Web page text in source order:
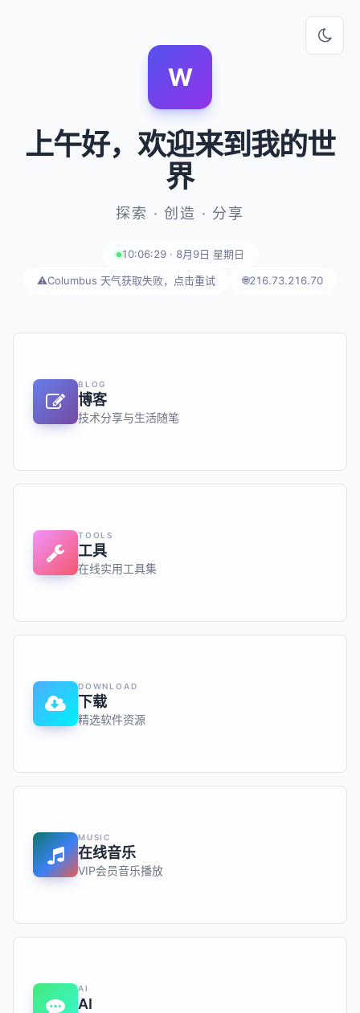
W
上午好，欢迎来到我的世
界
探索 · 创造 · 分享
10:06:29 · 8月9日 星期日
⚠️Columbus 天气获取失败，点击重试 🌐216.73.216.70
BLOG
博客
技术分享与生活随笔
TOOLS
工具
在线实用工具集
DOWNLOAD
下载
精选软件资源
MUSIC
在线音乐
VIP会员音乐播放
AI
AI